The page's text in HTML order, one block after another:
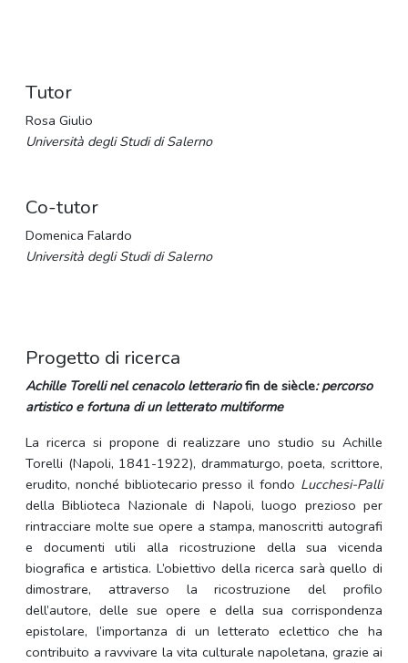
Tutor
Rosa Giulio
Università degli Studi di Salerno
Co-tutor
Domenica Falardo
Università degli Studi di Salerno
Progetto di ricerca
Achille Torelli nel cenacolo letterariofin de siècle:percorso
artistico e fortuna di un letterato multiforme
La ricerca si propone di realizzare uno studio su Achille
Torelli (Napoli, 1841-1922), drammaturgo, poeta, scrittore,
erudito, nonché bibliotecario presso il fondo Lucchesi-Palli
della Biblioteca Nazionale di Napoli, luogo prezioso per
rintracciare molte sue opere a stampa, manoscritti autografi
e documenti utili alla ricostruzione della sua vicenda
biografica e artistica. L’obiettivo della ricerca sarà quello di
dimostrare, attraverso la ricostruzione del profilo
dell’autore, delle sue opere e della sua corrispondenza
epistolare, l’importanza di un letterato eclettico che ha
contribuito a ravvivare la vita culturale napoletana, grazie ai